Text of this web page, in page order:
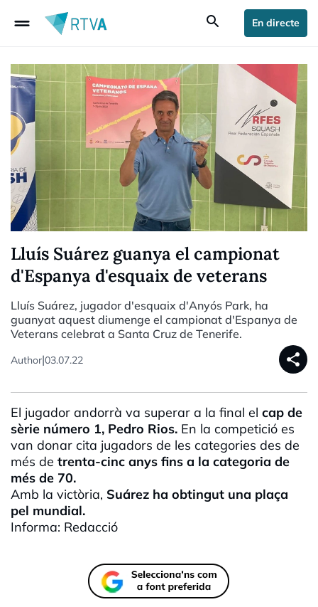
drag_handle search En directe
Lluís Suárez guanya el campionat
d'Espanya d'esquaix de veterans
Lluís Suárez, jugador d'esquaix d'Anyós Park, ha
guanyat aquest diumenge el campionat d'Espanya de
Veterans celebrat a Santa Cruz de Tenerife.
Author|03.07.22 share
El jugador andorrà va superar a la final el cap de
sèrie número 1, Pedro Rios. En la competició es
van donar cita jugadors de les categories des de
més de trenta-cinc anys fins a la categoria de
més de 70.
Amb la victòria, Suárez ha obtingut una plaça
pel mundial.
Informa: Redacció